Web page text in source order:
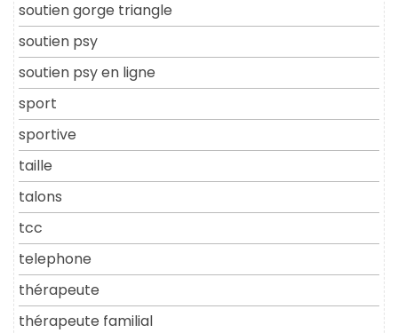
soutien gorge triangle
soutien psy
soutien psy en ligne
sport
sportive
taille
talons
tcc
telephone
thérapeute
thérapeute familial